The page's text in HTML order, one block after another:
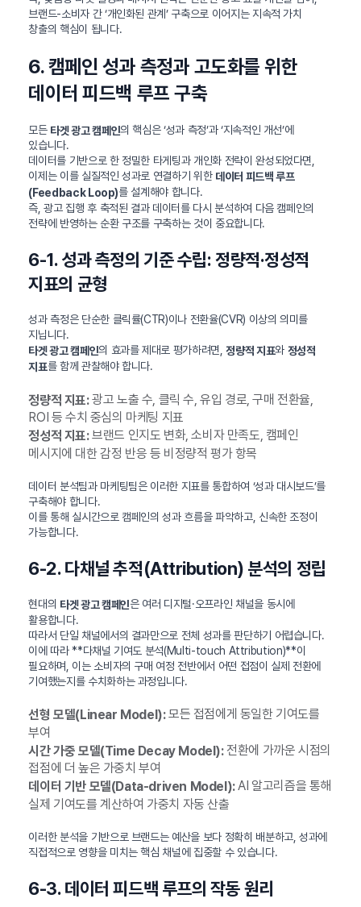
브랜드-소비자 간 ‘개인화된 관계’ 구축으로 이어지는 지속적 가치
창출의 핵심이 됩니다.
6. 캠페인 성과 측정과 고도화를 위한
데이터 피드백 루프 구축
모든 타겟 광고 캠페인의 핵심은 ‘성과 측정’과 ‘지속적인 개선’에
있습니다.
데이터를 기반으로 한 정밀한 타게팅과 개인화 전략이 완성되었다면,
이제는 이를 실질적인 성과로 연결하기 위한 데이터 피드백 루프
(Feedback Loop)를 설계해야 합니다.
즉, 광고 집행 후 축적된 결과 데이터를 다시 분석하여 다음 캠페인의
전략에 반영하는 순환 구조를 구축하는 것이 중요합니다.
6-1. 성과 측정의 기준 수립: 정량적·정성적
지표의 균형
성과 측정은 단순한 클릭률(CTR)이나 전환율(CVR) 이상의 의미를
지닙니다.
타겟 광고 캠페인의 효과를 제대로 평가하려면,정량적 지표와 정성적
지표를 함께 관찰해야 합니다.
정량적 지표:광고 노출 수, 클릭 수, 유입 경로, 구매 전환율,
ROI 등 수치 중심의 마케팅 지표
정성적 지표:브랜드 인지도 변화, 소비자 만족도, 캠페인
메시지에 대한 감정 반응 등 비정량적 평가 항목
데이터 분석팀과 마케팅팀은 이러한 지표를 통합하여 ‘성과 대시보드’를
구축해야 합니다.
이를 통해 실시간으로 캠페인의 성과 흐름을 파악하고, 신속한 조정이
가능합니다.
6-2. 다채널 추적(Attribution) 분석의 정립
현대의 타겟 광고 캠페인은 여러 디지털·오프라인 채널을 동시에
활용합니다.
따라서 단일 채널에서의 결과만으로 전체 성과를 판단하기 어렵습니다.
이에 따라 **다채널 기여도 분석(Multi-touch Attribution)**이
필요하며, 이는 소비자의 구매 여정 전반에서 어떤 접점이 실제 전환에
기여했는지를 수치화하는 과정입니다.
선형 모델(Linear Model):모든 접점에게 동일한 기여도를
부여
시간 가중 모델(Time Decay Model):전환에 가까운 시점의
접점에 더 높은 가중치 부여
데이터 기반 모델(Data-driven Model):AI 알고리즘을 통해
실제 기여도를 계산하여 가중치 자동 산출
이러한 분석을 기반으로 브랜드는 예산을 보다 정확히 배분하고, 성과에
직접적으로 영향을 미치는 핵심 채널에 집중할 수 있습니다.
6-3. 데이터 피드백 루프의 작동 원리